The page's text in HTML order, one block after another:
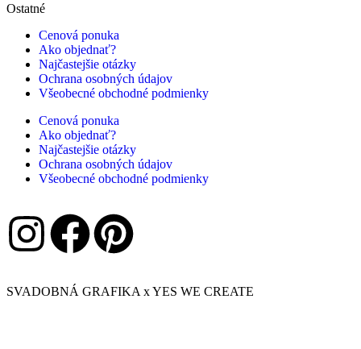
Ostatné
Cenová ponuka
Ako objednať?
Najčastejšie otázky
Ochrana osobných údajov
Všeobecné obchodné podmienky
Cenová ponuka
Ako objednať?
Najčastejšie otázky
Ochrana osobných údajov
Všeobecné obchodné podmienky
SVADOBNÁ GRAFIKA x YES WE CREATE